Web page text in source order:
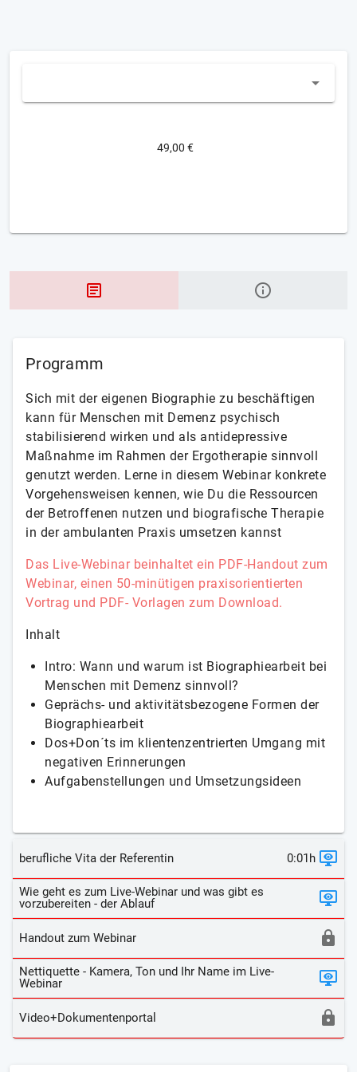
49,00 €
Programm
Sich mit der eigenen Biographie zu beschäftigen
kann für Menschen mit Demenz psychisch
stabilisierend wirken und als antidepressive
Maßnahme im Rahmen der Ergotherapie sinnvoll
genutzt werden. Lerne in diesem Webinar konkrete
Vorgehensweisen kennen, wie Du die Ressourcen
der Betroffenen nutzen und biografische Therapie
in der ambulanten Praxis umsetzen kannst
Das Live-Webinar beinhaltet ein PDF-Handout zum
Webinar, einen 50-minütigen praxisorientierten
Vortrag und PDF- Vorlagen zum Download.
Inhalt
Intro: Wann und warum ist Biographiearbeit bei
Menschen mit Demenz sinnvoll?
Geprächs- und aktivitätsbezogene Formen der
Biographiearbeit
Dos+Don´ts im klientenzentrierten Umgang mit
negativen Erinnerungen
Aufgabenstellungen und Umsetzungsideen
berufliche Vita der Referentin 0:01h
Wie geht es zum Live-Webinar und was gibt es
vorzubereiten - der Ablauf
Handout zum Webinar
Nettiquette - Kamera, Ton und Ihr Name im Live-
Webinar
Video+Dokumentenportal